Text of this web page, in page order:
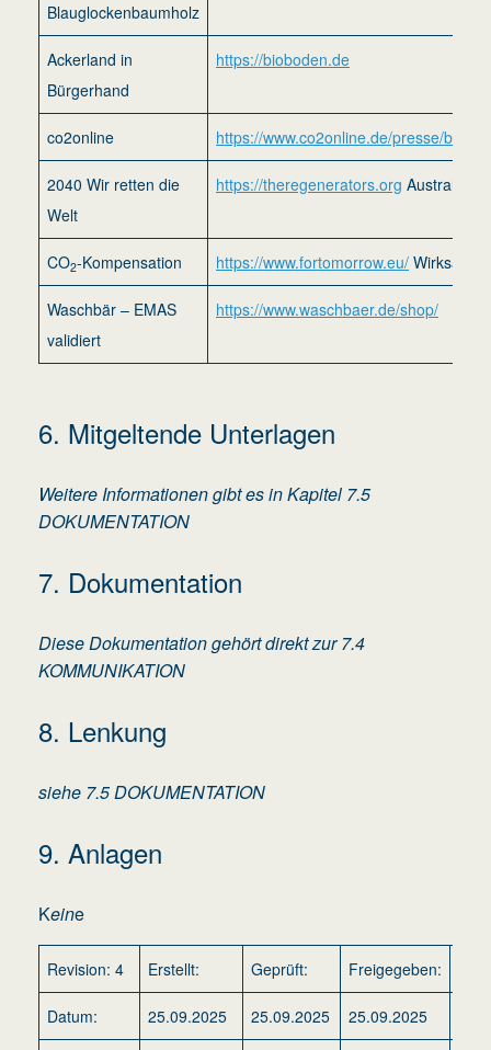
Blauglockenbaumholz
Ackerland in
Bürgerhand
https://bioboden.de
co2online https://www.co2online.de/presse/
2040 Wir retten die
Welt
https://theregenerators.org
CO2-Kompensation https://www.fortomorrow.eu/ Wirksame
Waschbär – EMAS
validiert
https://www.waschbaer.de/shop/
6. Mitgeltende Unterlagen
Weitere Informationen gibt es in Kapitel 7.5
DOKUMENTATION
7. Dokumentation
Diese Dokumentation gehört direkt zur 7.4
KOMMUNIKATION
8. Lenkung
siehe 7.5 DOKUMENTATION
9. Anlagen
Keine
Revision: 4 Erstellt: Geprüft: Freigegeben:
Datum: 25.09.2025 25.09.2025 25.09.2025